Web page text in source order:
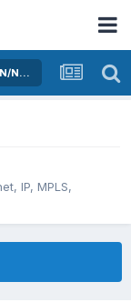
Активное оборудование Ethernet, IP, MPLS, SDN/NFV...
IP, MPLS,